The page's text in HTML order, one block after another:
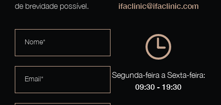
de brevidade possível.
Nome*
Email*
ifaclinic@ifaclinic.com
Segunda-feira a Sexta-feira:
09:30 - 19:30